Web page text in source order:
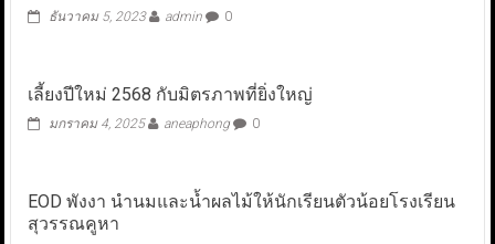
ธันวาคม 5, 2023 admin 0
เลี้ยงปีใหม่ 2568 กับมิตรภาพที่ยิ่งใหญ่
มกราคม 4, 2025 aneaphong 0
EOD พังงา นำนมและน้ำผลไม้ให้นักเรียนตัวน้อยโรงเรียน
สุวรรณคูหา